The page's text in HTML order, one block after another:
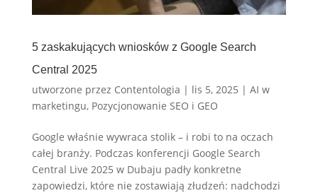
5 zaskakujących wniosków z Google Search
Central 2025
utworzone przez Contentologia | lis 5, 2025 | AI w
marketingu, Pozycjonowanie SEO i GEO
Google właśnie wywraca stolik – i robi to na oczach
całej branży. Podczas konferencji Google Search
Central Live 2025 w Dubaju padły konkretne
zapowiedzi, które nie zostawiają złudzeń: nadchodzi